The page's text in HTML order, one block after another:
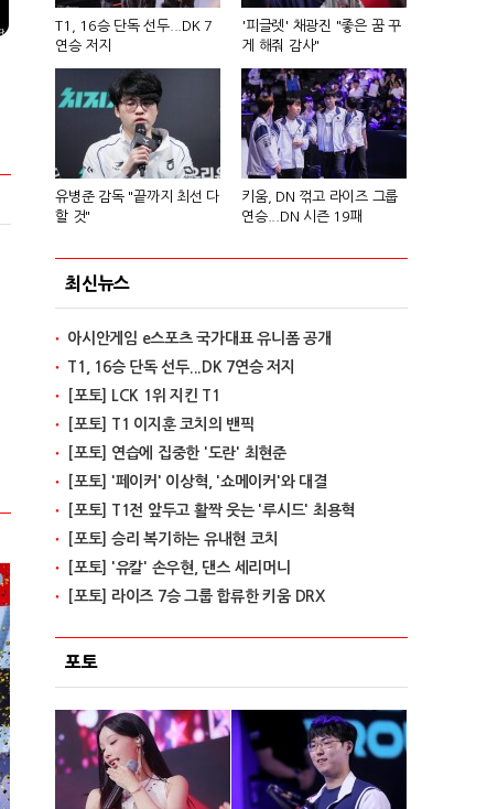
T1, 16승 단독 선두...DK 7
연승 저지
'피글렛' 채광진 "좋은 꿈 꾸
게 해줘 감사"
유병준 감독 "끝까지 최선 다
할 것"
키움, DN 꺾고 라이즈 그룹
연승...DN 시즌 19패
최신뉴스
아시안게임 e스포츠 국가대표 유니폼 공개
T1, 16승 단독 선두...DK 7연승 저지
[포토] LCK 1위 지킨 T1
[포토] T1 이지훈 코치의 밴픽
[포토] 연습에 집중한 '도란' 최현준
[포토] '페이커' 이상혁, '쇼메이커'와 대결
[포토] T1전 앞두고 활짝 웃는 '루시드' 최용혁
[포토] 승리 복기하는 유내현 코치
[포토] '유칼' 손우현, 댄스 세리머니
[포토] 라이즈 7승 그룹 합류한 키움 DRX
포토